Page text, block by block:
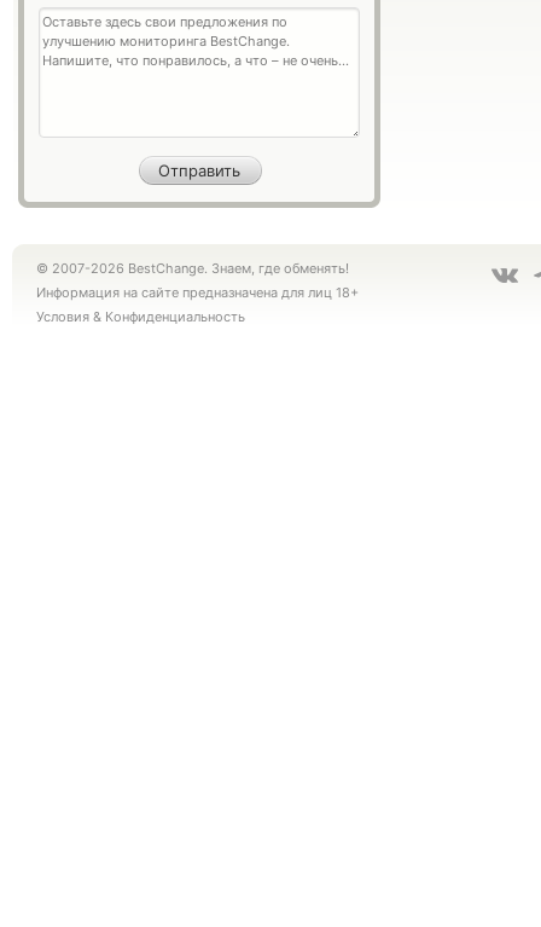
© 2007-2026 BestChange. Знаем, где обменять!
Информация на сайте предназначена для лиц 18+
Условия & Конфиденциальность